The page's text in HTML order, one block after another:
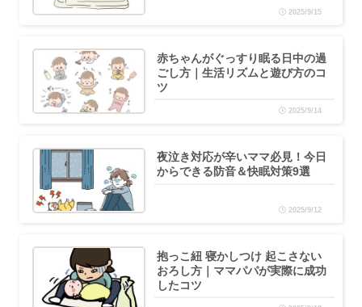
2025/9/15
赤ちゃんがぐっすり眠る日中の過
ごし方｜生活リズムと遊び方のコ
ツ
2025/9/14
夜泣き対応が辛いママ必見！今日
からできる防音＆快眠対策9選
2025/9/12
抱っこ紐 寝かしつけ 起こさない
おろし方｜ママパパが実際に成功
したコツ